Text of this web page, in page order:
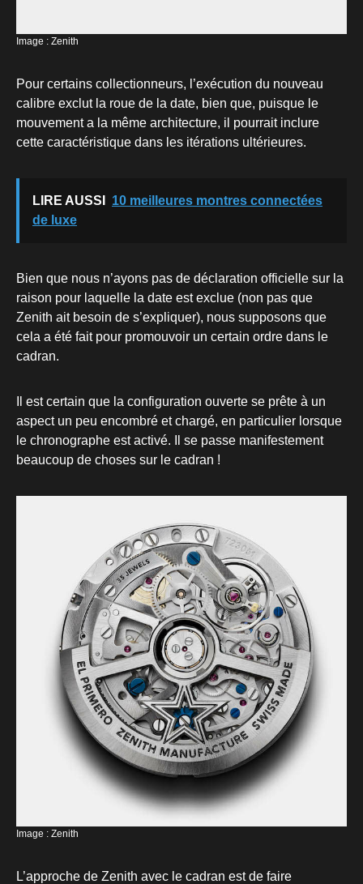
Image : Zenith
Pour certains collectionneurs, l’exécution du nouveau
calibre exclut la roue de la date, bien que, puisque le
mouvement a la même architecture, il pourrait inclure
cette caractéristique dans les itérations ultérieures.
LIRE AUSSI
10 meilleures montres connectées
de luxe
Bien que nous n’ayons pas de déclaration officielle sur la
raison pour laquelle la date est exclue (non pas que
Zenith ait besoin de s’expliquer), nous supposons que
cela a été fait pour promouvoir un certain ordre dans le
cadran.
Il est certain que la configuration ouverte se prête à un
aspect un peu encombré et chargé, en particulier lorsque
le chronographe est activé. Il se passe manifestement
beaucoup de choses sur le cadran !
Image : Zenith
L’approche de Zenith avec le cadran est de faire